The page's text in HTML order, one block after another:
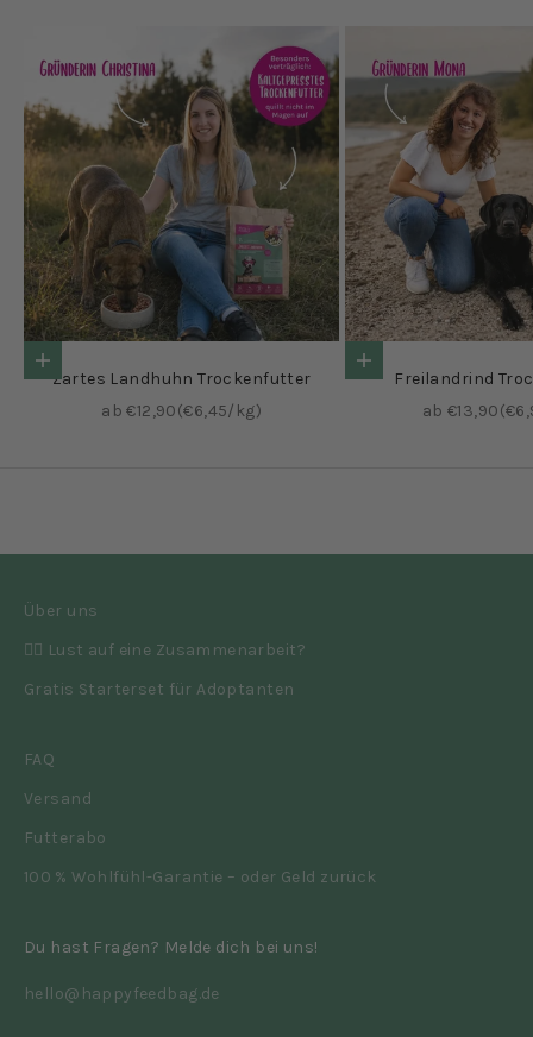
Optionen auswählen
Zartes Landhuhn Trockenfutter
Angebot
ab €12,90(€6,45/kg)
Optionen auswählen
Freilandrind
Angebot
ab €13,90
Über uns
👉🏼 Lust auf eine Zusammenarbeit?
Gratis Starterset für Adoptanten
FAQ
Versand
Futterabo
100 % Wohlfühl-Garantie – oder Geld zurück
Du hast Fragen? Melde dich bei uns!
hello@happyfeedbag.de